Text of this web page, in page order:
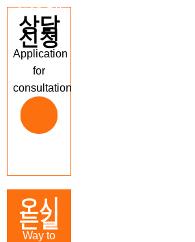
시~오후6
시
토요일 오
전9시~오
후1시
일요일 및
공휴일 휴
상담
신청
Application
for
consultation
오시
는길
Way to